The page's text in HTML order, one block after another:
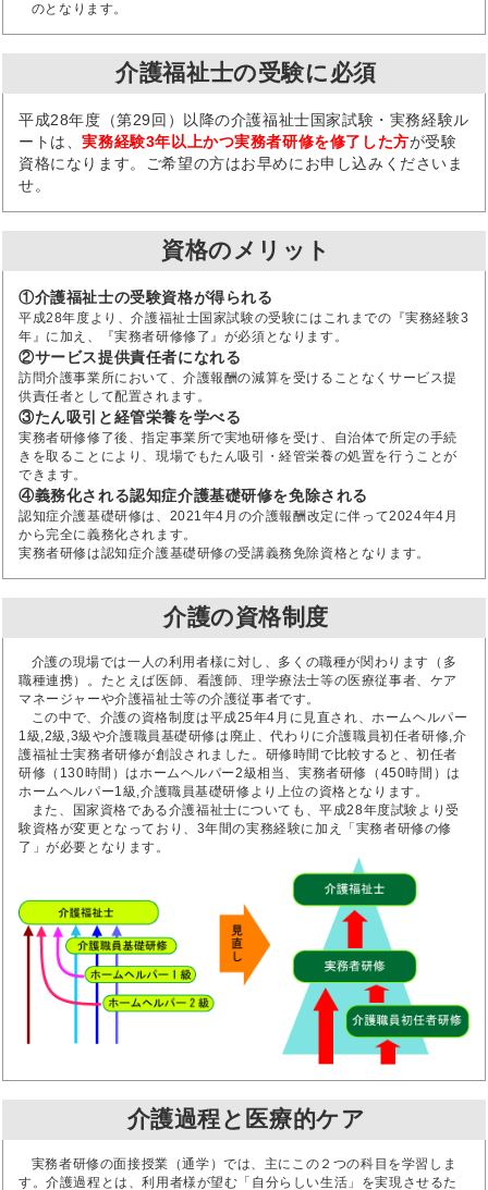
のとなります。
介護福祉士の受験に必須
平成28年度（第29回）以降の介護福祉士国家試験・実務経験ル
ートは、実務経験3年以上かつ実務者研修を修了した方が受験
資格になります。ご希望の方はお早めにお申し込みくださいま
せ。
資格のメリット
①介護福祉士の受験資格が得られる
平成28年度より、介護福祉士国家試験の受験にはこれまでの『実務経験3
年』に加え、『実務者研修修了』が必須となります。
②サービス提供責任者になれる
訪問介護事業所において、介護報酬の減算を受けることなくサービス提
供責任者として配置されます。
③たん吸引と経管栄養を学べる
実務者研修修了後、指定事業所で実地研修を受け、自治体で所定の手続
きを取ることにより、現場でもたん吸引・経管栄養の処置を行うことが
できます。
④義務化される認知症介護基礎研修を免除される
認知症介護基礎研修は、2021年4月の介護報酬改定に伴って2024年4月
から完全に義務化されます。
実務者研修は認知症介護基礎研修の受講義務免除資格となります。
介護の資格制度
介護の現場では一人の利用者様に対し、多くの職種が関わります（多
職種連携）。たとえば医師、看護師、理学療法士等の医療従事者、ケア
マネージャーや介護福祉士等の介護従事者です。
この中で、介護の資格制度は平成25年4月に見直され、ホームヘルパー
1級,2級,3級や介護職員基礎研修は廃止、代わりに介護職員初任者研修,介
護福祉士実務者研修が創設されました。研修時間で比較すると、初任者
研修（130時間）はホームヘルパー2級相当、実務者研修（450時間）は
ホームヘルパー1級,介護職員基礎研修より上位の資格となります。
また、国家資格である介護福祉士についても、平成28年度試験より受
験資格が変更となっており、3年間の実務経験に加え「実務者研修の修
了」が必要となります。
介護過程と医療的ケア
実務者研修の面接授業（通学）では、主にこの２つの科目を学習しま
す。介護過程とは、利用者様が望む「自分らしい生活」を実現させるた